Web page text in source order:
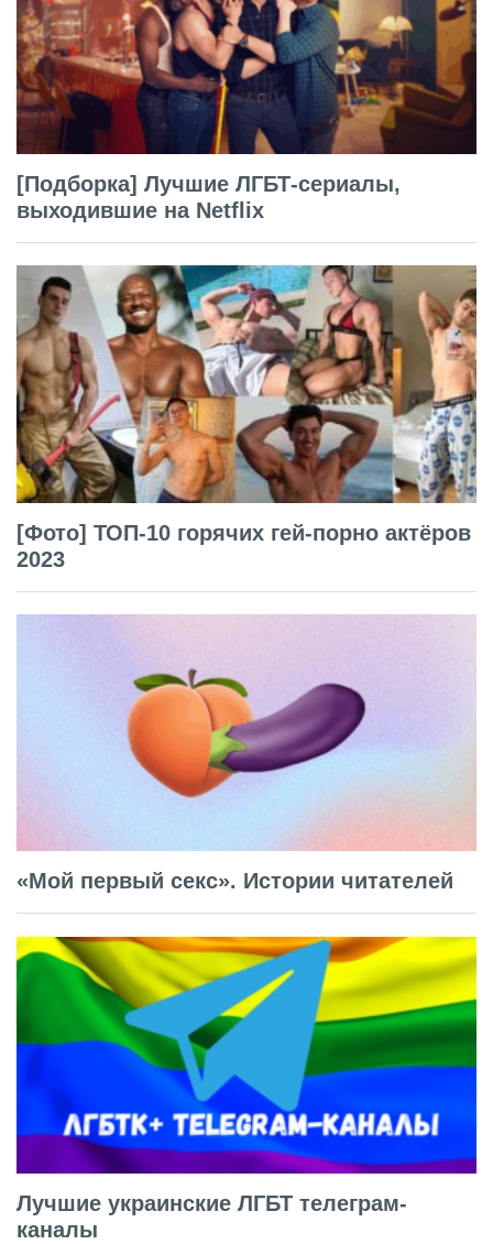
[Подборка] Лучшие ЛГБТ-сериалы,
выходившие на Netflix
[Фото] ТОП-10 горячих гей-порно актёров
2023
«Мой первый секс». Истории читателей
Лучшие украинские ЛГБТ телеграм-
каналы